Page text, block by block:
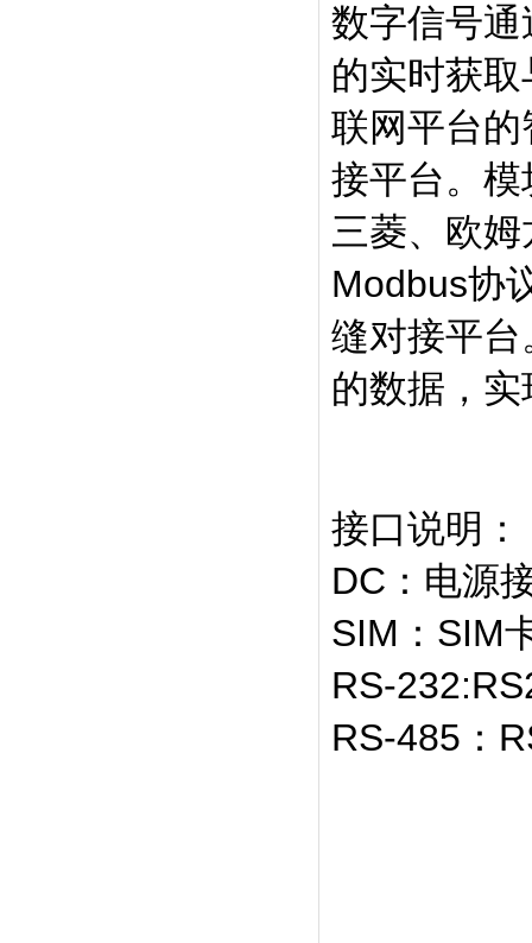
数字信号
的实时获
联网平台
接平台。
三菱、欧
Modbus协
缝对接平
的数据，
接口说明：
DC：电源
SIM：SIM
RS-
RS-485：